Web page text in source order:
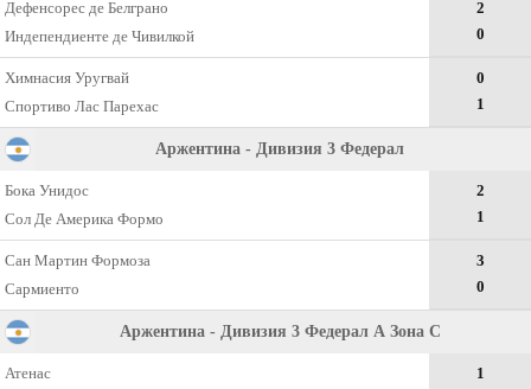
Дефенсорес де Белграно
Индепендиенте де Чивилкой
2
0
Химнасия Уругвай
Спортиво Лас Парехас
0
1
Аржентина - Дивизия 3 Федерал
Бока Унидос
Сол Де Америка Формо
2
1
Сан Мартин Формоза
Сармиенто
3
0
Аржентина - Дивизия 3 Федерал А Зона С
Атенас
1